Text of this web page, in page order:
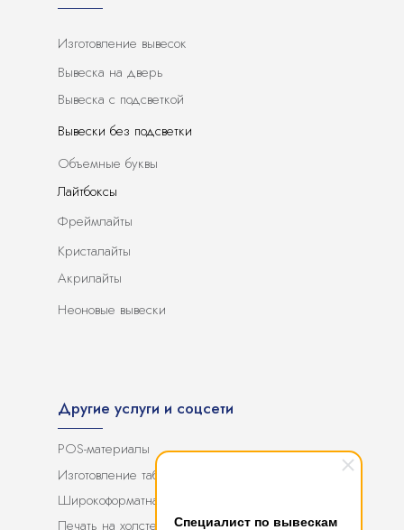
Специалист по вывескам
Другие услуги и соцсети
POS-материалы
Изготовление вывесок
Широкоформатная печать
Вывеска с подсветкой
Изготовление табличек
Вывеска на дверь
Объемные буквы
Лайтбоксы
Вывески без подсветки
Акрилайты
Фреймлайты
Кристалайты
Неоновые вывески
Печать на холсте